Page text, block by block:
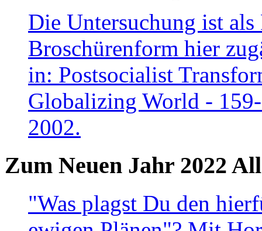
Die Untersuchung ist
Broschürenform hier
in: Postsocialist
Globalizing World -
2002.
Zum Neuen Jahr 2022
"Was plagst Du den